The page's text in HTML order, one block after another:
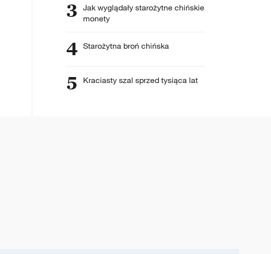
3 Jak wyglądały starożytne chińskie
monety
4 Starożytna broń chińska
5 Kraciasty szal sprzed tysiąca lat